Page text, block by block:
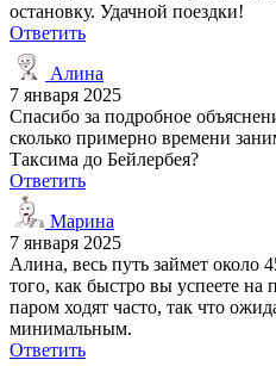
остановку. Удачной поездки!
Ответить
Алина
7 января 2025
Спасибо за подробное
сколько примерно времени
Таксима до Бейлербея?
Ответить
Марина
7 января 2025
Алина, весь путь займет около
того, как быстро вы успеете
паром ходят часто, так что
минимальным.
Ответить